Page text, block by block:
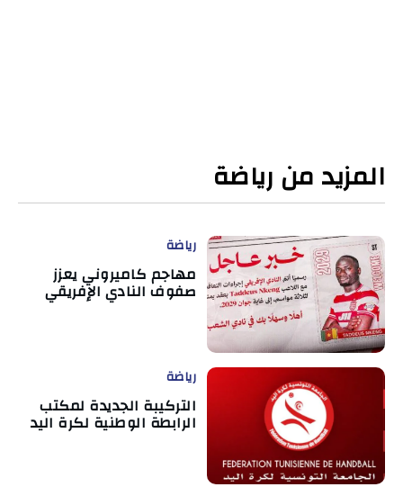
المزيد من رياضة
رياضة
مهاجم كاميروني يعزز
صفوف النادي الإفريقي
رياضة
التركيبة الجديدة لمكتب
الرابطة الوطنية لكرة اليد